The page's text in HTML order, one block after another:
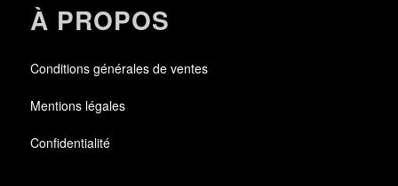
À PROPOS
Conditions générales de ventes
Mentions légales
Confidentialité